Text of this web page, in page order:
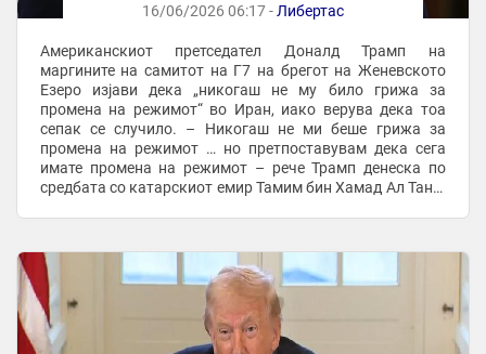
16/06/2026 06:17 - Либертас
Американскиот претседател Доналд Трамп на
маргините на самитот на Г7 на брегот на Женевското
Езеро изјави дека „никогаш не му било грижа за
промена на режимот“ во Иран, иако верува дека тоа
сепак се случило. – Никогаш не ми беше грижа за
промена на режимот … но претпоставувам дека сега
имате промена на режимот – рече Трамп денеска по
средбата со катарскиот емир Тамим бин Хамад Ал Тани.